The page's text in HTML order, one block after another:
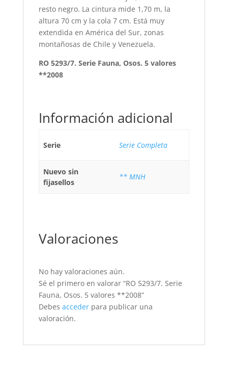
resto negro. La cintura mide 1,70 m, la
altura 70 cm y la cola 7 cm. Está muy
extendida en América del Sur, zonas
montañosas de Chile y Venezuela.
RO 5293/7. Serie Fauna, Osos. 5 valores
**2008
Información adicional
Serie Serie Completa
Nuevo sin
fijasellos
** MNH
Valoraciones
No hay valoraciones aún.
Sé el primero en valorar “RO 5293/7. Serie
Fauna, Osos. 5 valores **2008”
Debes accederpara publicar una
valoración.